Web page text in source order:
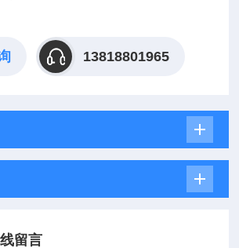
13818801965
留言